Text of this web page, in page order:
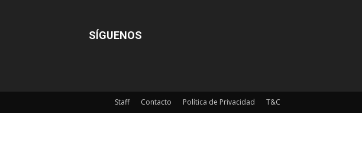
SÍGUENOS
Staff Contacto Política de Privacidad T&C